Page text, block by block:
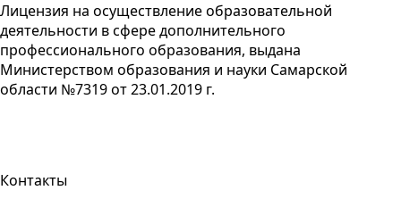
Лицензия на осуществление образовательной
деятельности в сфере дополнительного
профессионального образования, выдана
Министерством образования и науки Самарской
области №7319 от 23.01.2019 г.
Контакты